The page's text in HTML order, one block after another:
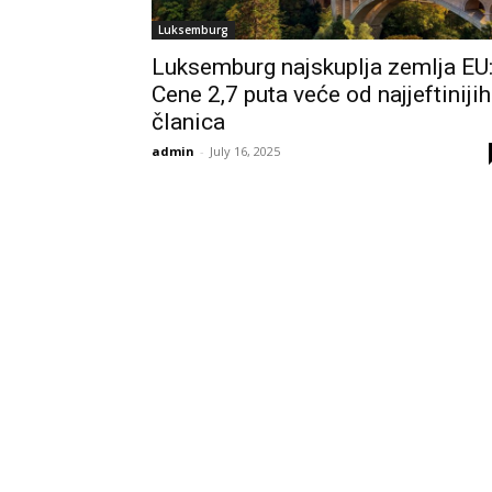
Luksemburg
Luksemburg najskuplja zemlja EU:
Cene 2,7 puta veće od najjeftinijih
članica
admin - July 16, 2025